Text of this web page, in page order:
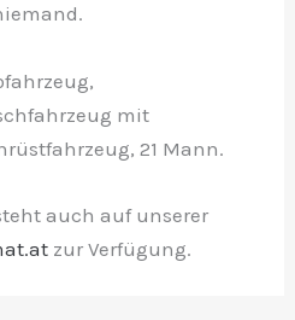
mit
21 Mann.
auch auf unserer
zur Verfügung.